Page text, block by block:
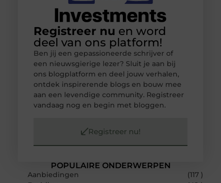
POPULAIRE ONDERWERPEN
Aanbiedingen
(117 )
Registreer nu en word
deel van ons platform!
Ben jij een gepassioneerde schrijver of
een nieuwsgierige lezer? Sluit je aan bij
ons blogplatform en deel jouw verhalen,
ontdek inspirerende blogs en bouw mee
aan een levendige community. Registreer
vandaag nog en begin met bloggen.
Registreer nu!